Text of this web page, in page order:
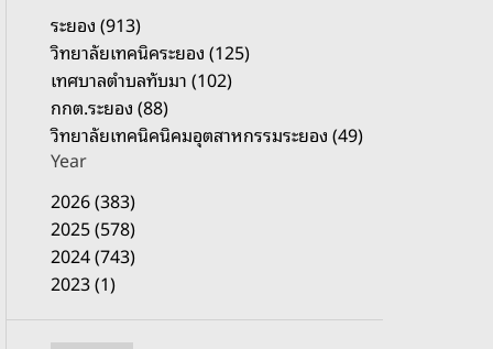
ระยอง (913)
วิทยาลัยเทคนิคระยอง (125)
เทศบาลตำบลทับมา (102)
กกต.ระยอง (88)
วิทยาลัยเทคนิคนิคมอุตสาหกรรมระยอง (49)
Year
2026 (383)
2025 (578)
2024 (743)
2023 (1)